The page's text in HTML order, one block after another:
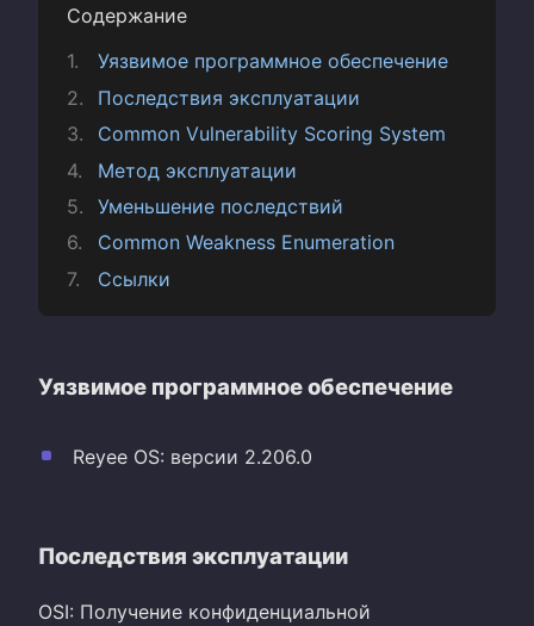
Содержание
Уязвимое программное обеспечение
Последствия эксплуатации
Common Vulnerability Scoring System
Метод эксплуатации
Уменьшение последствий
Common Weakness Enumeration
Ссылки
Уязвимое программное обеспечение
Reyee OS: версии 2.206.0
Последствия эксплуатации
OSI: Получение конфиденциальной